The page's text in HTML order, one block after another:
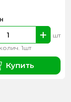
1шт
шт
Купить